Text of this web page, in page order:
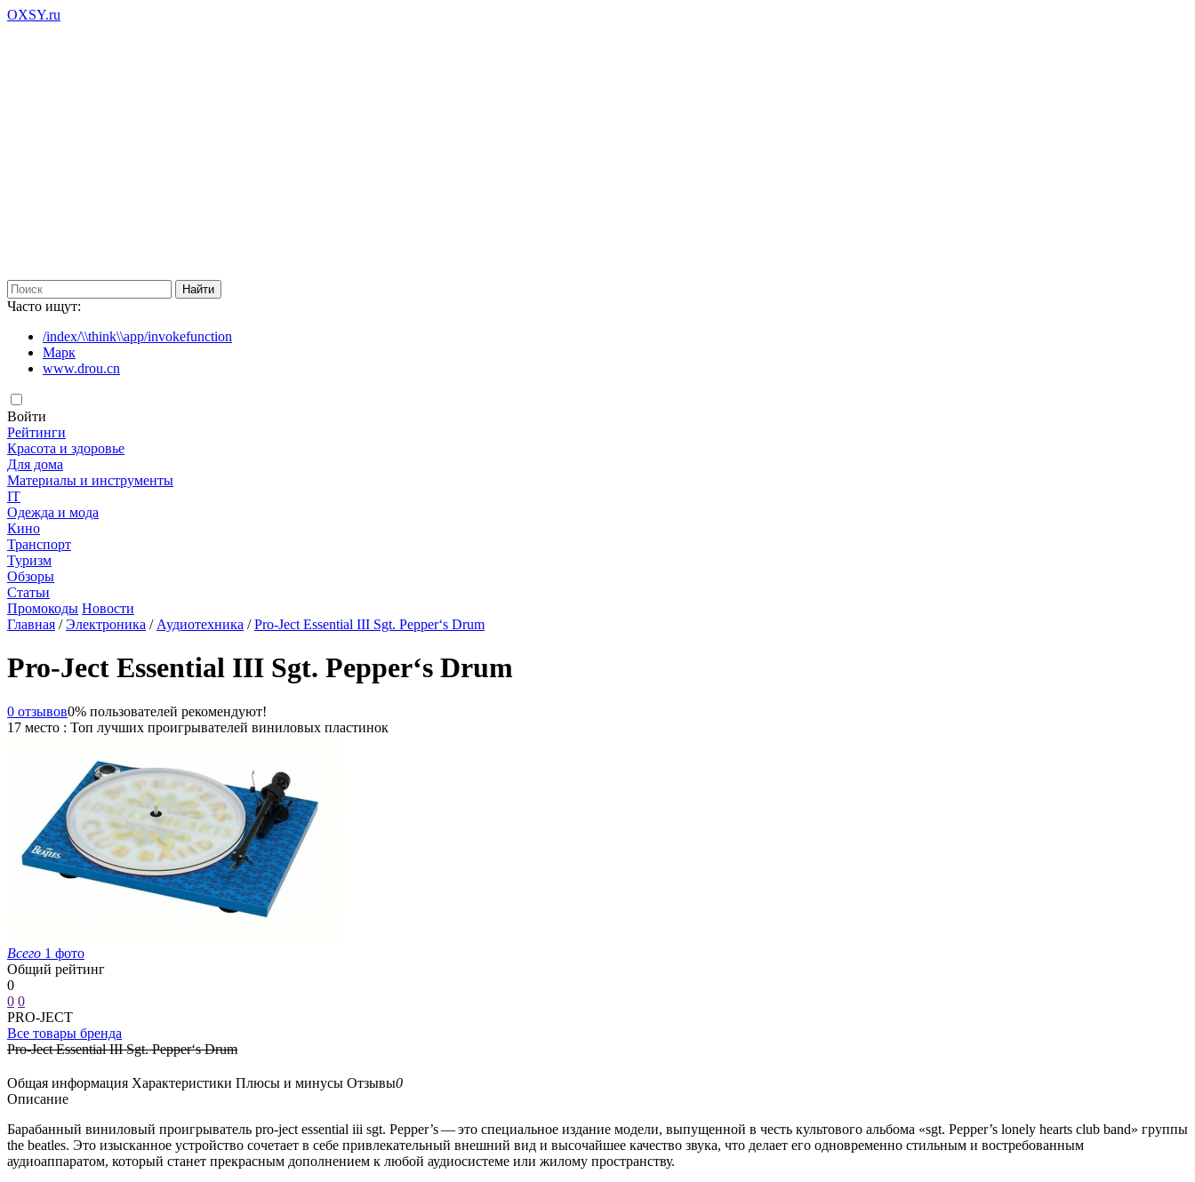
OXSY.ru
Часто ищут:
/index/\\think\\app/invokefunction
Марк
www.drou.cn
Войти
Рейтинги
Красота и здоровье
Для дома
Материалы и инструменты
IT
Одежда и мода
Кино
Транспорт
Туризм
Обзоры
Статьи
Промокоды Новости
Главная /Электроника / Аудиотехника /Pro-Ject Essential III Sgt. Pepper‘s Drum
Pro-Ject Essential III Sgt. Pepper‘s Drum
0 отзывов0% пользователей рекомендуют!
17 место : Топ лучших проигрывателей виниловых пластинок
Всего 1 фото
Общий рейтинг
0
0 0
PRO-JECT
Все товары бренда
Pro-Ject Essential III Sgt. Pepper‘s Drum
Общая информация Характеристики Плюсы и минусы Отзывы0
Описание
Барабанный виниловый проигрыватель pro-ject essential iii sgt. Pepper’s — это специальное издание модели, выпущенной в честь культового альбома «sgt. Pepper’s lonely hearts club band» группы
the beatles. Это изысканное устройство сочетает в себе привлекательный внешний вид и высочайшее качество звука, что делает его одновременно стильным и востребованным
аудиоаппаратом, который станет прекрасным дополнением к любой аудиосистеме или жилому пространству.